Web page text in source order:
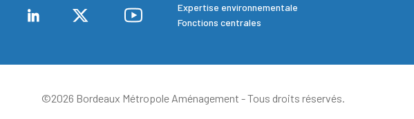
Expertise environnementale
Fonctions centrales
©2026 Bordeaux Métropole Aménagement - Tous droits réservés.